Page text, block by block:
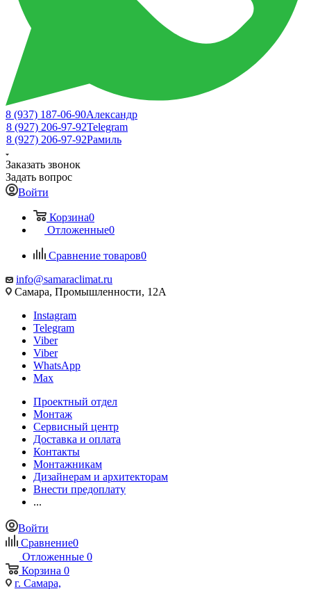
8 (937) 187-06-90Александр
8 (927) 206-97-92Telegram
8 (927) 206-97-92Рамиль
Заказать звонок
Задать вопрос
Войти
Корзина0
Отложенные0
Сравнение товаров0
info@samaraclimat.ru
Самара, Промышленности, 12А
Instagram
Telegram
Viber
Viber
WhatsApp
Max
Проектный отдел
Монтаж
Сервисный центр
Доставка и оплата
Контакты
Монтажникам
Дизайнерам и архитекторам
Внести предоплату
...
Войти
Сравнение0
Отложенные 0
Корзина 0
г. Самара,